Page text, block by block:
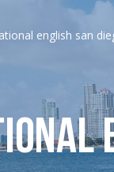
english san